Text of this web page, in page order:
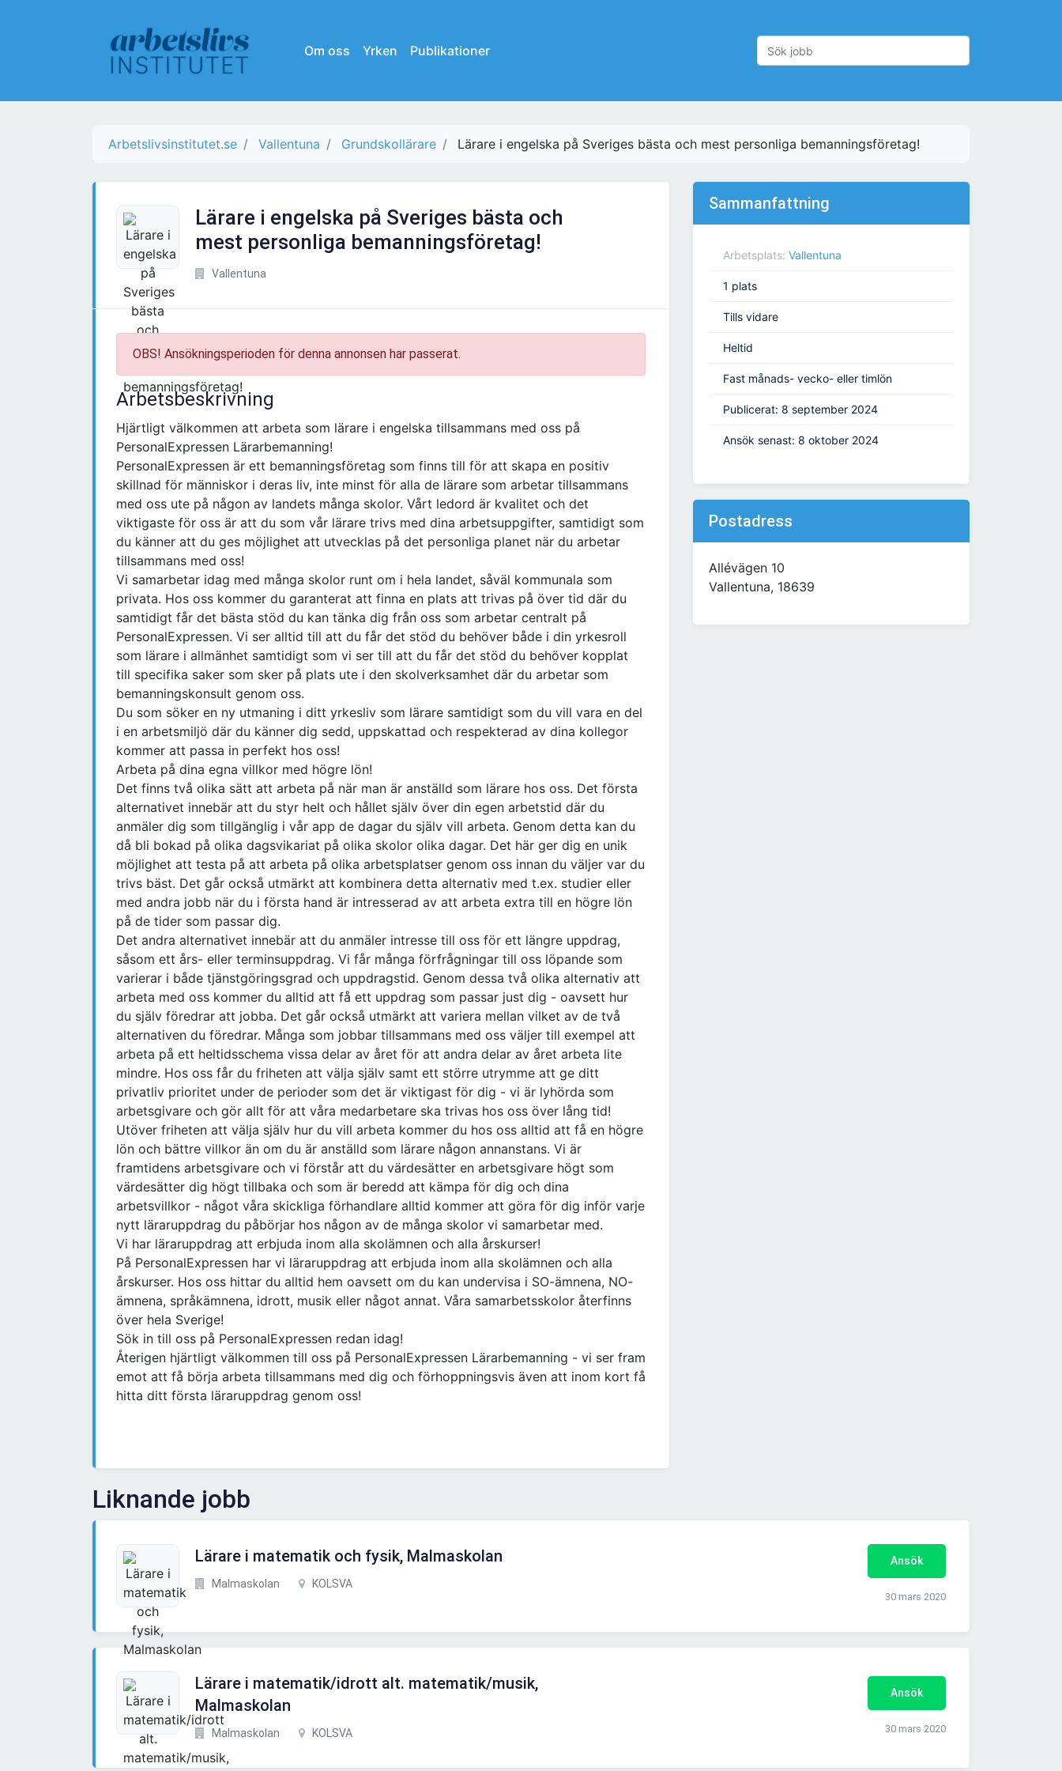
Om oss Yrken Publikationer
Arbetslivsinstitutet.se Vallentuna Grundskollärare Lärare i engelska på Sveriges bästa och mest personliga bemanningsföretag!
Lärare i engelska på Sveriges bästa och
mest personliga bemanningsföretag!
Vallentuna
OBS! Ansökningsperioden för denna annonsen har passerat.
Arbetsbeskrivning
Hjärtligt välkommen att arbeta som lärare i engelska tillsammans med oss på
PersonalExpressen Lärarbemanning!
PersonalExpressen är ett bemanningsföretag som finns till för att skapa en positiv
skillnad för människor i deras liv, inte minst för alla de lärare som arbetar tillsammans
med oss ute på någon av landets många skolor. Vårt ledord är kvalitet och det
viktigaste för oss är att du som vår lärare trivs med dina arbetsuppgifter, samtidigt som
du känner att du ges möjlighet att utvecklas på det personliga planet när du arbetar
tillsammans med oss!
Vi samarbetar idag med många skolor runt om i hela landet, såväl kommunala som
privata. Hos oss kommer du garanterat att finna en plats att trivas på över tid där du
samtidigt får det bästa stöd du kan tänka dig från oss som arbetar centralt på
PersonalExpressen. Vi ser alltid till att du får det stöd du behöver både i din yrkesroll
som lärare i allmänhet samtidigt som vi ser till att du får det stöd du behöver kopplat
till specifika saker som sker på plats ute i den skolverksamhet där du arbetar som
bemanningskonsult genom oss.
Du som söker en ny utmaning i ditt yrkesliv som lärare samtidigt som du vill vara en del
i en arbetsmiljö där du känner dig sedd, uppskattad och respekterad av dina kollegor
kommer att passa in perfekt hos oss!
Arbeta på dina egna villkor med högre lön!
Det finns två olika sätt att arbeta på när man är anställd som lärare hos oss. Det första
alternativet innebär att du styr helt och hållet själv över din egen arbetstid där du
anmäler dig som tillgänglig i vår app de dagar du själv vill arbeta. Genom detta kan du
då bli bokad på olika dagsvikariat på olika skolor olika dagar. Det här ger dig en unik
möjlighet att testa på att arbeta på olika arbetsplatser genom oss innan du väljer var du
trivs bäst. Det går också utmärkt att kombinera detta alternativ med t.ex. studier eller
med andra jobb när du i första hand är intresserad av att arbeta extra till en högre lön
på de tider som passar dig.
Det andra alternativet innebär att du anmäler intresse till oss för ett längre uppdrag,
såsom ett års- eller terminsuppdrag. Vi får många förfrågningar till oss löpande som
varierar i både tjänstgöringsgrad och uppdragstid. Genom dessa två olika alternativ att
arbeta med oss kommer du alltid att få ett uppdrag som passar just dig - oavsett hur
du själv föredrar att jobba. Det går också utmärkt att variera mellan vilket av de två
alternativen du föredrar. Många som jobbar tillsammans med oss väljer till exempel att
arbeta på ett heltidsschema vissa delar av året för att andra delar av året arbeta lite
mindre. Hos oss får du friheten att välja själv samt ett större utrymme att ge ditt
privatliv prioritet under de perioder som det är viktigast för dig - vi är lyhörda som
arbetsgivare och gör allt för att våra medarbetare ska trivas hos oss över lång tid!
Utöver friheten att välja själv hur du vill arbeta kommer du hos oss alltid att få en högre
lön och bättre villkor än om du är anställd som lärare någon annanstans. Vi är
framtidens arbetsgivare och vi förstår att du värdesätter en arbetsgivare högt som
värdesätter dig högt tillbaka och som är beredd att kämpa för dig och dina
arbetsvillkor - något våra skickliga förhandlare alltid kommer att göra för dig inför varje
nytt läraruppdrag du påbörjar hos någon av de många skolor vi samarbetar med.
Vi har läraruppdrag att erbjuda inom alla skolämnen och alla årskurser!
På PersonalExpressen har vi läraruppdrag att erbjuda inom alla skolämnen och alla
årskurser. Hos oss hittar du alltid hem oavsett om du kan undervisa i SO-ämnena, NO-
ämnena, språkämnena, idrott, musik eller något annat. Våra samarbetsskolor återfinns
över hela Sverige!
Sök in till oss på PersonalExpressen redan idag!
Återigen hjärtligt välkommen till oss på PersonalExpressen Lärarbemanning - vi ser fram
emot att få börja arbeta tillsammans med dig och förhoppningsvis även att inom kort få
hitta ditt första läraruppdrag genom oss!
Sammanfattning
Arbetsplats: Vallentuna
1 plats
Tills vidare
Heltid
Fast månads- vecko- eller timlön
Publicerat: 8 september 2024
Ansök senast: 8 oktober 2024
Postadress
Allévägen 10
Vallentuna, 18639
Liknande jobb
Lärare i matematik och fysik, Malmaskolan
Malmaskolan KOLSVA
Ansök
30 mars 2020
Lärare i matematik/idrott alt. matematik/musik,
Malmaskolan
Malmaskolan KOLSVA
Ansök
30 mars 2020